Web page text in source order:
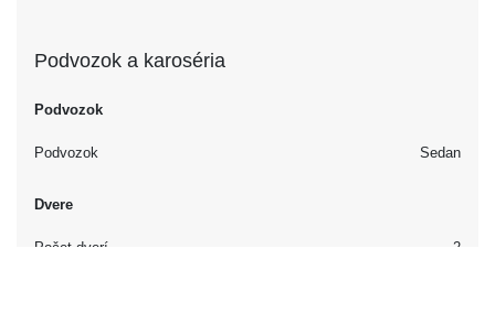
Podvozok a karoséria
Podvozok
Podvozok Sedan
Dvere
Počet dverí 2